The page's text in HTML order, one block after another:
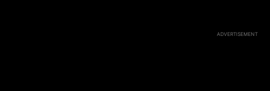
ADVERTISEMENT